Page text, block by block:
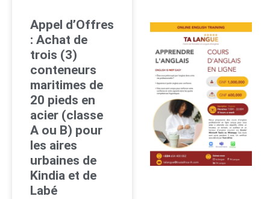
Appel d’Offres
: Achat de
trois (3)
conteneurs
maritimes de
20 pieds en
acier (classe
A ou B) pour
les aires
urbaines de
Kindia et de
Labé